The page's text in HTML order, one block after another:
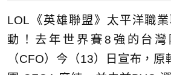
LOL《英雄聯盟》太平洋職
動！去年世界賽8強的台
（CFO）今（13）日宣布，